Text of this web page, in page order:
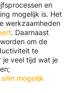
en
mogelijk is. Het
werkzaamheden
. Daarnaast
om de
te
je veel tijd wat je
slim mogelijk